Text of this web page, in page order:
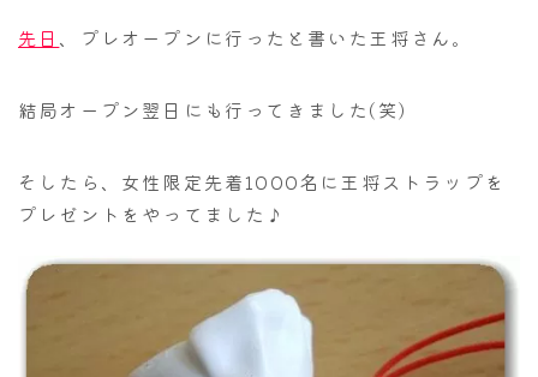
先日 、プレオープンに行ったと書いた王将さん。
結局オープン翌日にも行ってきました(笑)
そしたら、女性限定先着1000名に王将ストラップを
プレゼントをやってました♪